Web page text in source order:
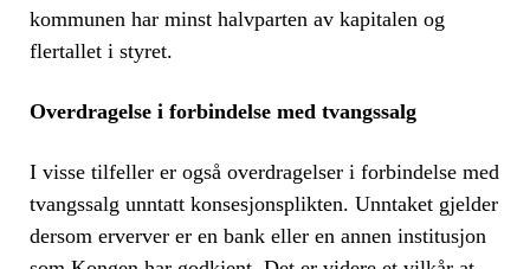
kommunen har minst halvparten av kapitalen og
flertallet i styret.
Overdragelse i forbindelse med tvangssalg
I visse tilfeller er også overdragelser i forbindelse med
tvangssalg unntatt konsesjonsplikten. Unntaket gjelder
dersom erverver er en bank eller en annen institusjon